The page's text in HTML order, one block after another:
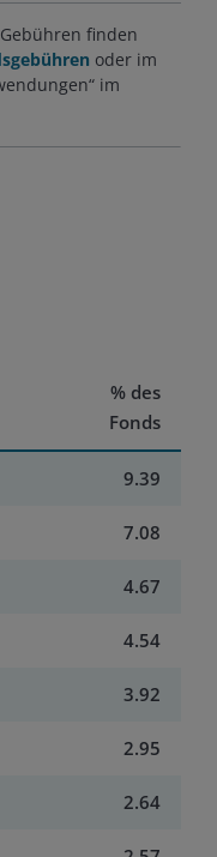
finden
oder im
im
% des
Fonds
9.39
7.08
4.67
4.54
3.92
2.95
2.64